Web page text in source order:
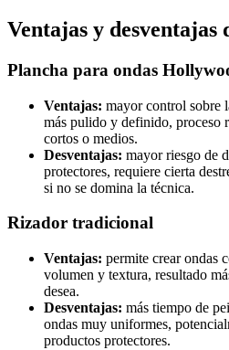
Ventajas y desventajas
Plancha para ondas
Ventajas: mayor control sobre
más pulido y definido, proceso
cortos o medios.
Desventajas: mayor riesgo de
protectores, requiere cierta
si no se domina la técnica.
Rizador tradicional
Ventajas: permite crear ondas
volumen y textura, resultado
desea.
Desventajas: más tiempo de
ondas muy uniformes,
productos protectores.